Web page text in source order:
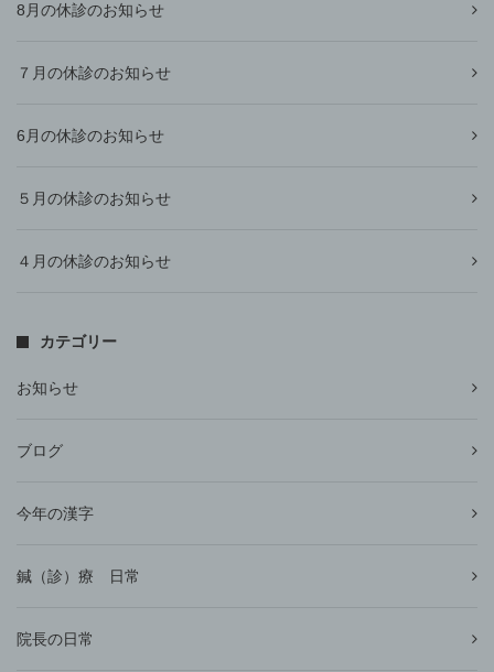
8月の休診のお知らせ
７月の休診のお知らせ
6月の休診のお知らせ
５月の休診のお知らせ
４月の休診のお知らせ
カテゴリー
お知らせ
ブログ
今年の漢字
鍼（診）療 日常
院長の日常